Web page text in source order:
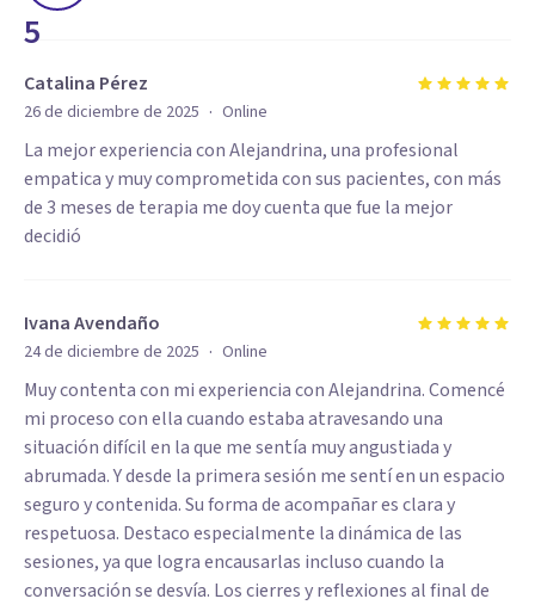
5
Catalina Pérez
26 de diciembre de 2025 · Online
La mejor experiencia con Alejandrina, una profesional
empatica y muy comprometida con sus pacientes, con más
de 3 meses de terapia me doy cuenta que fue la mejor
decidió
Ivana Avendaño
24 de diciembre de 2025 · Online
Muy contenta con mi experiencia con Alejandrina. Comencé
mi proceso con ella cuando estaba atravesando una
situación difícil en la que me sentía muy angustiada y
abrumada. Y desde la primera sesión me sentí en un espacio
seguro y contenida. Su forma de acompañar es clara y
respetuosa. Destaco especialmente la dinámica de las
sesiones, ya que logra encausarlas incluso cuando la
conversación se desvía. Los cierres y reflexiones al final de